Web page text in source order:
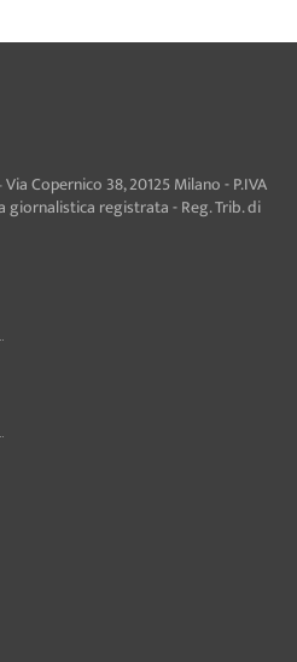
Copernico 38, 20125 Milano - P.IVA
giornalistica registrata - Reg. Trib. di